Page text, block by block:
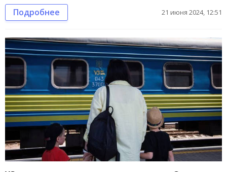
Подробнее 21 июня 2024, 12:51